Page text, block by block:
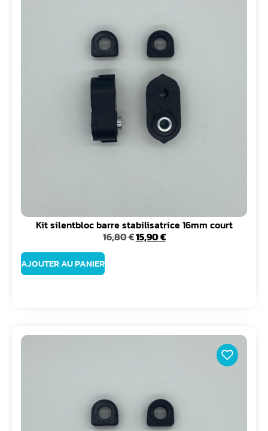
Kit silentbloc barre stabilisatrice 16mm court
16,80€15,90€
AJOUTER AU PANIER